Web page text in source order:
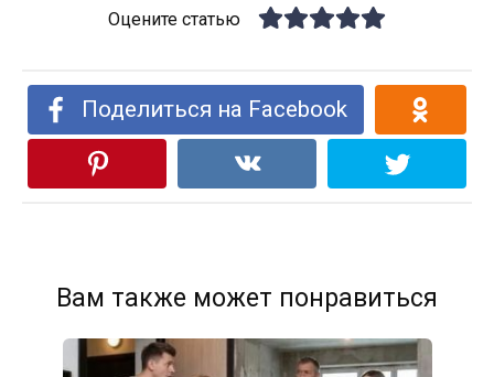
Оцените статью
Поделиться на Facebook
Вам также может понравиться